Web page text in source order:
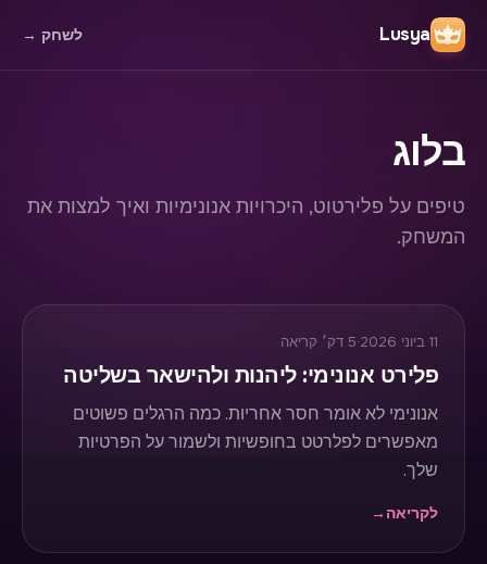
Lusya לשחק →
בלוג
טיפים על פלירטוט, היכרויות אנונימיות ואיך למצות את
המשחק.
11 ביוני 2026 ·
5 דק׳ קריאה
פלירט אנונימי: ליהנות ולהישאר בשליטה
אנונימי לא אומר חסר אחריות. כמה הרגלים פשוטים
מאפשרים לפלרטט בחופשיות ולשמור על הפרטיות
שלך.
לקריאה →